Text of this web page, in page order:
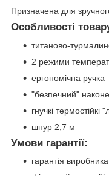
Призначена для
Особливості
титаново-
2 режими
ергономічна ручка
"безпечний"
гнучкі термостійкі
шнур 2,7 м
Умови гарантії:
гарантія